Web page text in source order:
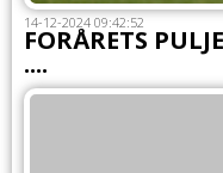
14-12-2024 09:42:52
FORÅRETS
....